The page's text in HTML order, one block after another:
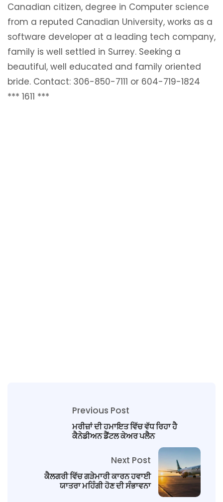
Canadian citizen, degree in Computer science
from a reputed Canadian University, works as a
software developer at a leading tech company,
family is well settled in Surrey. Seeking a
beautiful, well educated and family oriented
bride. Contact: 306-850-7111 or 604-719-1824
*** 1611 ***
Previous Post
ਮਰੀਜ਼ਾਂ ਦੀ ਹਮਾਇਤ ਵਿੱਚ ਵੱਧ ਰਿਹਾ ਹੈ
ਕੈਨੇਡੀਅਨ ਡੈਂਟਲ ਕੇਅਰ ਪਲੈਨ
Next Post
ਕੈਲਗਰੀ ਵਿੱਚ ਗੜੇਮਾਰੀ ਕਾਰਨ ਹਵਾਈ
ਯਾਤਰਾ ਮਹਿੰਗੀ ਹੋਣ ਦੀ ਸੰਭਾਵਨਾ